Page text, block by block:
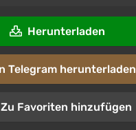
Herunterladen
Telegram herunterladen
Zu Favoriten hinzufügen